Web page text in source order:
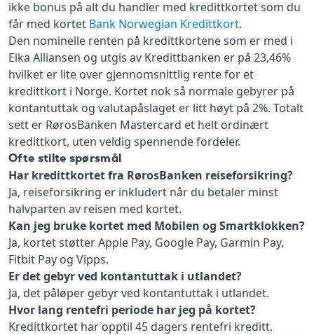
ikke bonus på alt du handler med kredittkortet som du
får med kortet Bank Norwegian Kredittkort.
Den nominelle renten på kredittkortene som er med i
Eika Alliansen og utgis av Kredittbanken er på 23,46%
hvilket er lite over gjennomsnittlig rente for et
kredittkort i Norge. Kortet nok så normale gebyrer på
kontantuttak og valutapåslaget er litt høyt på 2%. Totalt
sett er RørosBanken Mastercard et helt ordinært
kredittkort, uten veldig spennende fordeler.
Ofte stilte spørsmål
Har kredittkortet fra RørosBanken reiseforsikring?
Ja, reiseforsikring er inkludert når du betaler minst
halvparten av reisen med kortet.
Kan jeg bruke kortet med Mobilen og Smartklokken?
Ja, kortet støtter Apple Pay, Google Pay, Garmin Pay,
Fitbit Pay og Vipps.
Er det gebyr ved kontantuttak i utlandet?
Ja, det påløper gebyr ved kontantuttak i utlandet.
Hvor lang rentefri periode har jeg på kortet?
Kredittkortet har opptil 45 dagers rentefri kreditt.